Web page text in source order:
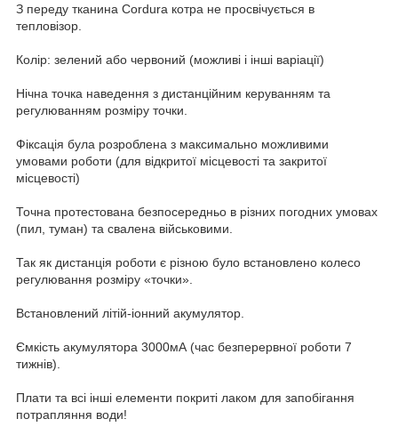
З переду тканина Cordura котра не просвічується в
тепловізор.
Колір: зелений або червоний (можливі і інші варіації)
Нічна точка наведення з дистанційним керуванням та
регулюванням розміру точки.
Фіксація була розроблена з максимально можливими
умовами роботи (для відкритої місцевості та закритої
місцевості)
Точна протестована безпосередньо в різних погодних умовах
(пил, туман) та свалена військовими.
Так як дистанція роботи є різною було встановлено колесо
регулювання розміру «точки».
Встановлений літій-іонний акумулятор.
Ємкість акумулятора 3000мА (час безперервної роботи 7
тижнів).
Плати та всі інші елементи покриті лаком для запобігання
потрапляння води!